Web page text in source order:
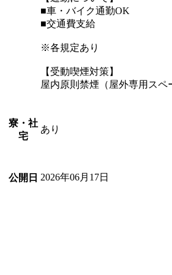
■車・バイク通勤OK
■交通費支給
※各規定あり
【受動喫煙対策】
屋内原則禁煙（屋外専用スペ
寮・社
宅
あり
公開日 2026年06月17日